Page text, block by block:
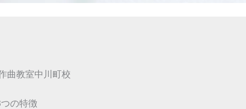
曲教室中川町校
の特徴